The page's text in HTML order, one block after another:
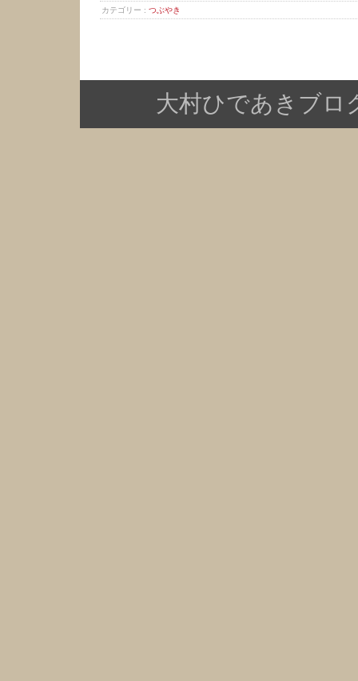
カテゴリー : つぶやき
大村ひであきブロ